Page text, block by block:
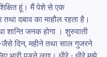
हूं। मैं पेशे से एक
दबाव का माहौल रहता है।
शान्ति जनक होगा । शुरुवाती
दिन, महीने तथा साल गुजरने